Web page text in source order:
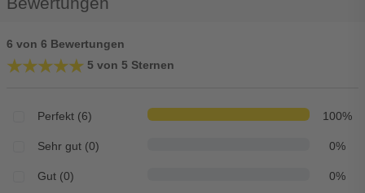
6 von 6 Bewertungen
★★★★★
★★★★★ 5 von 5 Sternen
Perfekt (6) 100%
Sehr gut (0) 0%
Gut (0) 0%